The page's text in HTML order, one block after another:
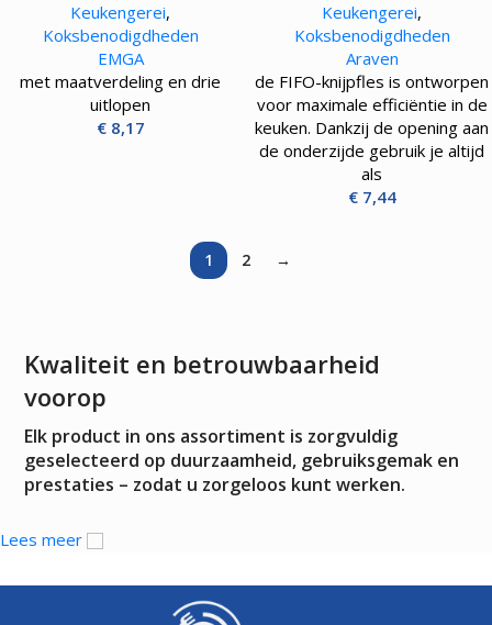
Keukengerei,
Koksbenodigdheden
EMGA
met maatverdeling en drie
uitlopen
€8,17
Keukengerei,
Koksbenodigdheden
Araven
de FIFO-knijpfles is ontworpen
voor maximale efficiëntie in de
keuken. Dankzij de opening aan
de onderzijde gebruik je altijd
als
€7,44
1 2 →
Kwaliteit en betrouwbaarheid
voorop
Elk product in ons assortiment is zorgvuldig
geselecteerd op duurzaamheid, gebruiksgemak en
prestaties – zodat u zorgeloos kunt werken.
Lees meer